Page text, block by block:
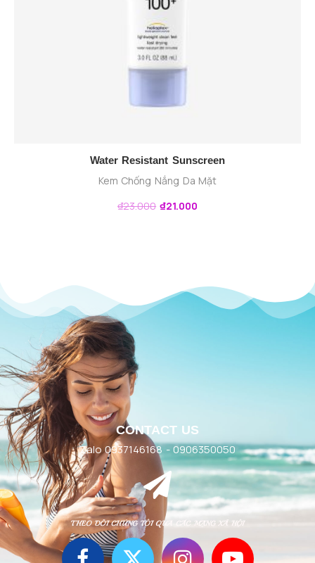
Water Resistant Sunscreen
Kem Chống Nắng Da Mặt
₫23.000 ₫21.000
CONTACT US
Zalo 0937146168 - 0906350050
THEO DÕI CHÚNG TÔI QUA CÁC MẠNG XÃ HỘI